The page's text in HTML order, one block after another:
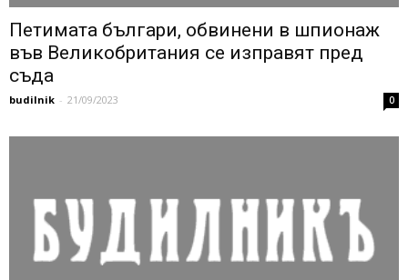
Петимата българи, обвинени в шпионаж
във Великобритания се изправят пред
съда
budilnik - 21/09/2023 0